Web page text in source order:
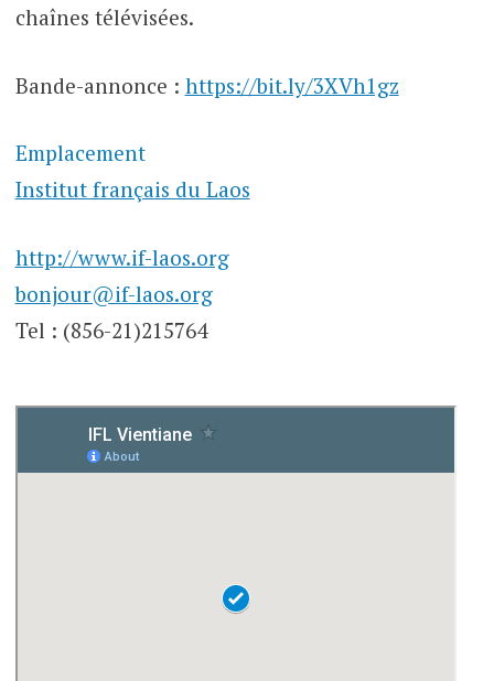
chaînes télévisées.
Bande-annonce : https://bit.ly/3XVh1gz
Emplacement
Institut français du Laos
http://www.if-laos.org
bonjour@if-laos.org
Tel : (856-21)215764